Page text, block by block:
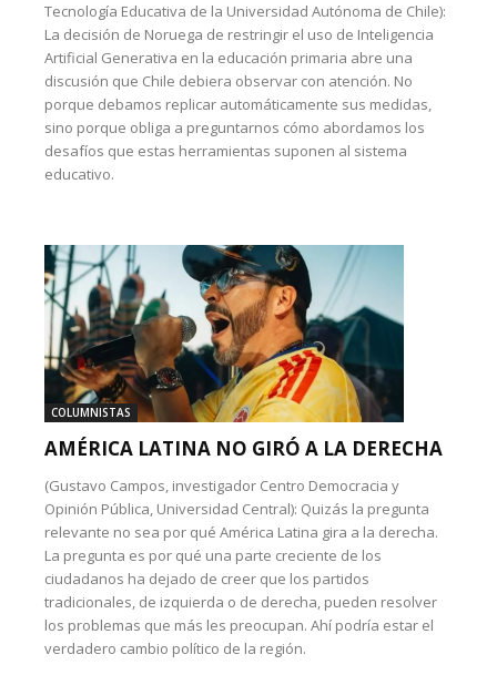
Tecnología Educativa de la Universidad Autónoma de Chile):
La decisión de Noruega de restringir el uso de Inteligencia
Artificial Generativa en la educación primaria abre una
discusión que Chile debiera observar con atención. No
porque debamos replicar automáticamente sus medidas,
sino porque obliga a preguntarnos cómo abordamos los
desafíos que estas herramientas suponen al sistema
educativo.
COLUMNISTAS
AMÉRICA LATINA NO GIRÓ A LA DERECHA
(Gustavo Campos, investigador Centro Democracia y
Opinión Pública, Universidad Central): Quizás la pregunta
relevante no sea por qué América Latina gira a la derecha.
La pregunta es por qué una parte creciente de los
ciudadanos ha dejado de creer que los partidos
tradicionales, de izquierda o de derecha, pueden resolver
los problemas que más les preocupan. Ahí podría estar el
verdadero cambio político de la región.